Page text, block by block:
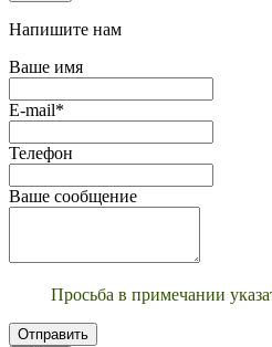
Напишите нам
Ваше имя
E-mail*
Телефон
Ваше сообщение
Просьба в примечании
Отправить